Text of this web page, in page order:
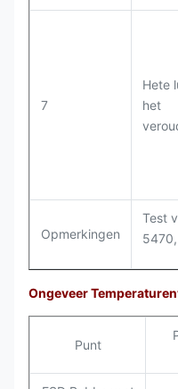
7
Hete
het
Opmerkingen
Test
Ongeveer
Punt